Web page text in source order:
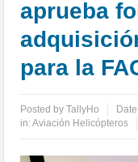
aprueba
para la
Posted byTallyHo
in:Aviación Helicópteros